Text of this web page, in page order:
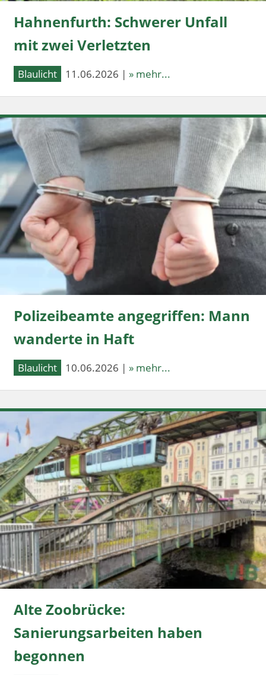
Hahnenfurth: Schwerer Unfall
mit zwei Verletzten
Blaulicht 11.06.2026 | » mehr...
Polizeibeamte angegriffen: Mann
wanderte in Haft
Blaulicht 10.06.2026 | » mehr...
Alte Zoobrücke:
Sanierungsarbeiten haben
begonnen